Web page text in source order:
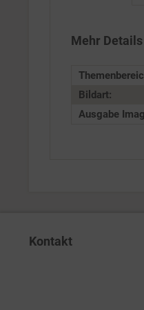
Mehr
Bildart:
Ausgabe
Kontakt